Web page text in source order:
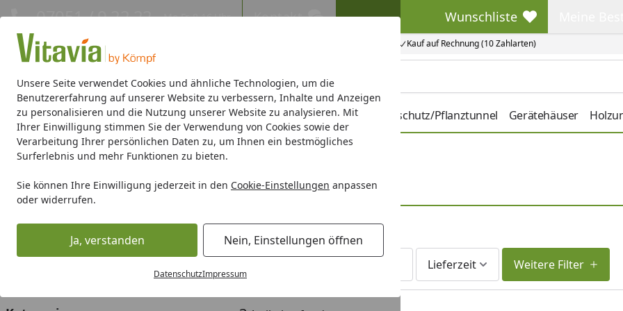
Unsere Seite verwendet Cookies und ähnliche Technologien, um die
Benutzererfahrung auf unserer Website zu verbessern, Inhalte und Anzeigen
zu personalisieren und die Nutzung unserer Website zu analysieren. Mit
Ihrer Einwilligung stimmen Sie der Verwendung von Cookies sowie der
Verarbeitung Ihrer persönlichen Daten zu, um Ihnen ein bestmögliches
Surferlebnis und mehr Funktionen zu bieten.
Sie können Ihre Einwilligung jederzeit in den Cookie-Einstellungen anpassen
oder widerrufen.
Ja, verstanden Nein, Einstellungen öffnen
DatenschutzImpressum
Kauf auf Rechnung (10 Zahlarten)
07051 / 9 22 22 Mo-Fr. 8-16 Uhr Kontakt Wunschliste
Wunschliste
Gewächshäuser Gewächshaus-Zubehör Hochbeete/Frühbeete Pflanzenschutz/Pflanztunnel Gerätehäuser
Gewächshäuser Anlehngewächshäuser
Styx 900-3300
Ihre Artikelübersicht
Lieferzeit Weitere Filter